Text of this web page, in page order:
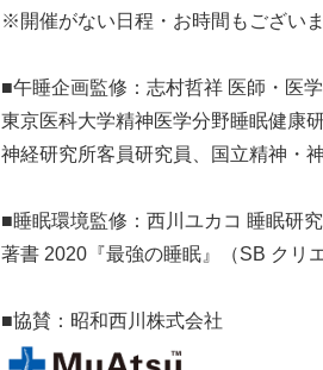
※開催がない日程・お時間もござい
■午睡企画監修：志村哲祥 医師・医
東京医科大学精神医学分野睡眠健康
神経研究所客員研究員、国立精神・
■睡眠環境監修：西川ユカコ 睡眠研
著書 2020『最強の睡眠』（SB クリ
■協賛：昭和西川株式会社
English